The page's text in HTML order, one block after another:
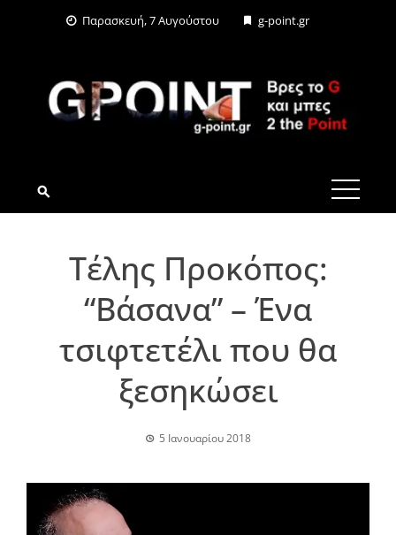
Παρασκευή, 7 Αυγούστου g-point.gr
G-POINT.GR
Τέλης Προκόπος:
“Βάσανα” – Ένα
τσιφτετέλι που θα
ξεσηκώσει
5 Ιανουαρίου 2018